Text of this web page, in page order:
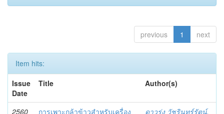
previous 1 next
Item hits:
Issue
Date
Title Author(s)
2560
การเพาะกล้าข้าวสำหรับเครื่อง
ดาวรุ่ง วัชรินทร์รัตน์,